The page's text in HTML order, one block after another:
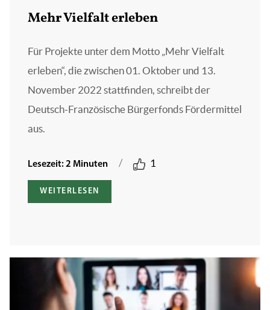
Mehr Vielfalt erleben
Für Projekte unter dem Motto „Mehr Vielfalt
erleben“, die zwischen 01. Oktober und 13.
November 2022 stattfinden, schreibt der
Deutsch-Französische Bürgerfonds Fördermittel
aus.
Lesezeit: 2 Minuten / 1
WEITERLESEN